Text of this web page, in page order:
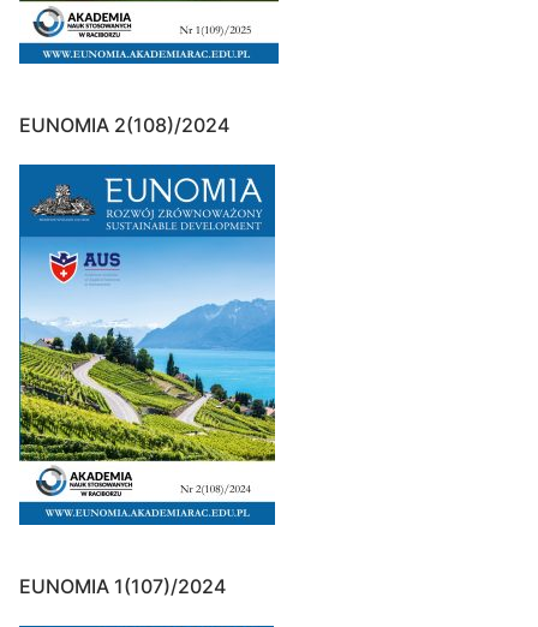
EUNOMIA 2(108)/2024
EUNOMIA 1(107)/2024